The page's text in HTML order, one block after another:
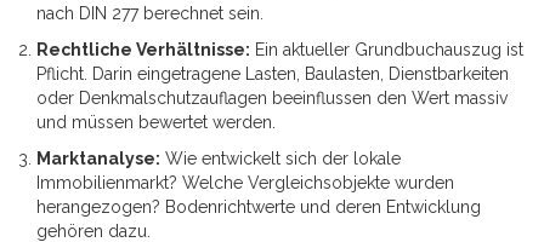
nach DIN 277 berechnet sein.
Rechtliche Verhältnisse: Ein aktueller Grundbuchauszug ist
Pflicht. Darin eingetragene Lasten, Baulasten, Dienstbarkeiten
oder Denkmalschutzauflagen beeinflussen den Wert massiv
und müssen bewertet werden.
Marktanalyse: Wie entwickelt sich der lokale
Immobilienmarkt? Welche Vergleichsobjekte wurden
herangezogen? Bodenrichtwerte und deren Entwicklung
gehören dazu.